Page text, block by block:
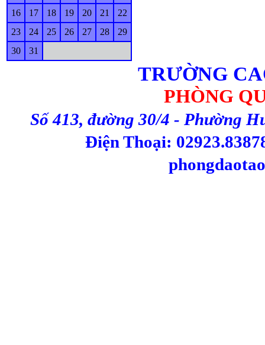
16
17 18 19 20 21
22
23
24 25 26 27 28
29
30
31
TRƯỜNG
PHÒNG
Số 413, đường 30/4 - Phường
Điện Thoại: